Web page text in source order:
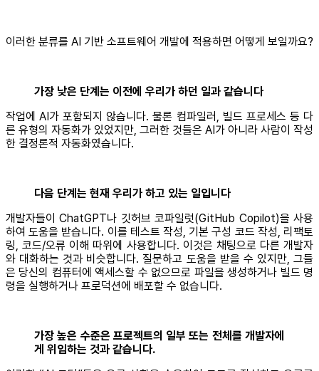
이러한 분류를 AI 기반 소프트웨어 개발에 적용하면 어떻게 보일까요?
가장 낮은 단계는 이전에 우리가 하던 일과 같습니다
작업에 AI가 포함되지 않습니다. 물론 컴파일러, 빌드 프로세스 등 다
른 유형의 자동화가 있었지만, 그러한 것들은 AI가 아니라 사람이 작성
한 결정론적 자동화였습니다.
다음 단계는 현재 우리가 하고 있는 일입니다
개발자들이 ChatGPT나 깃허브 코파일럿(GitHub Copilot)을 사용
하여 도움을 받습니다. 이를 테스트 작성, 기본 구성 코드 작성, 리팩토
링, 코드/오류 이해 따위에 사용합니다. 이것은 채팅으로 다른 개발자
와 대화하는 것과 비슷합니다. 질문하고 도움을 받을 수 있지만, 그들
은 당신의 컴퓨터에 액세스할 수 없으므로 파일을 생성하거나 빌드 명
령을 실행하거나 프로덕션에 배포할 수 없습니다.
가장 높은 수준은 프로젝트의 일부 또는 전체를 개발자에
게 위임하는 것과 같습니다.